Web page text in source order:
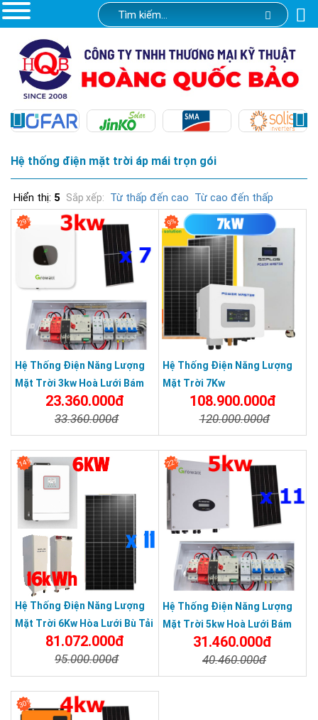
Hệ thống điện mặt trời áp mái trọn gói
Hiển thị: 5 Sắp xếp: Từ thấp đến cao Từ cao đến thấp
29%
Hệ Thống Điện Năng Lượng
Mặt Trời 3kw Hoà Lưới Bám
23.360.000đ
33.360.000đ
9%
Hệ Thống Điện Năng Lượng
Mặt Trời 7Kw
108.900.000đ
120.000.000đ
14%
Hệ Thống Điện Năng Lượng
Mặt Trời 6Kw Hòa Lưới Bù Tải
- Độc Lập - Lưu Trữ(Hybrid)
81.072.000đ
95.000.000đ
22%
Hệ Thống Điện Năng Lượng
Mặt Trời 5kw Hoà Lưới Bám
31.460.000đ
40.460.000đ
30%